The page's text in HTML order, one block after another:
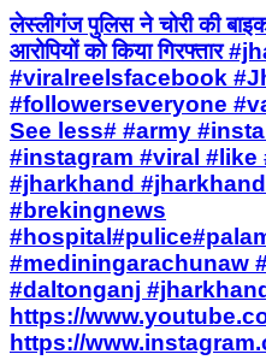
लेस्लीगंज पुलिस ने चोरी की
आरोपियों को किया गिरफ्तार
#viralreelsfacebook
#followerseveryone
See less# #army
#instagram #viral
#jharkhand
#brekingnews
#mediningarachunaw
#daltonganj
https://
https://